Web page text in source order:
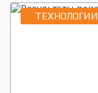
ТЕХНОЛОГИИ